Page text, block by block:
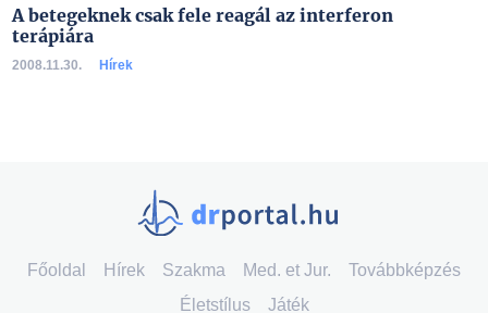
A betegeknek csak fele reagál az interferon
terápiára
2008.11.30. Hírek
Főoldal Hírek Szakma Med. et Jur.
Továbbképzés
Életstílus
Játék